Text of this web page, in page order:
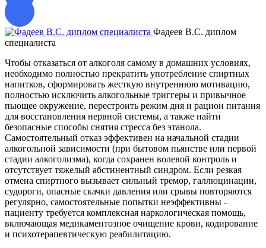
Фадеев В.С. диплом
специалиста
Чтобы отказаться от алкоголя самому в домашних условиях,
необходимо полностью прекратить употребление спиртных
напитков, сформировать жесткую внутреннюю мотивацию,
полностью исключить алкогольные триггеры и привычное
пьющее окружение, перестроить режим дня и рацион питания
для восстановления нервной системы, а также найти
безопасные способы снятия стресса без этанола.
Самостоятельный отказ эффективен на начальной стадии
алкогольной зависимости (при бытовом пьянстве или первой
стадии алкоголизма), когда сохранен волевой контроль и
отсутствует тяжелый абстинентный синдром. Если резкая
отмена спиртного вызывает сильный тремор, галлюцинации,
судороги, опасные скачки давления или срывы повторяются
регулярно, самостоятельные попытки неэффективны -
пациенту требуется комплексная наркологическая помощь,
включающая медикаментозное очищение крови, кодирование
и психотерапевтическую реабилитацию.